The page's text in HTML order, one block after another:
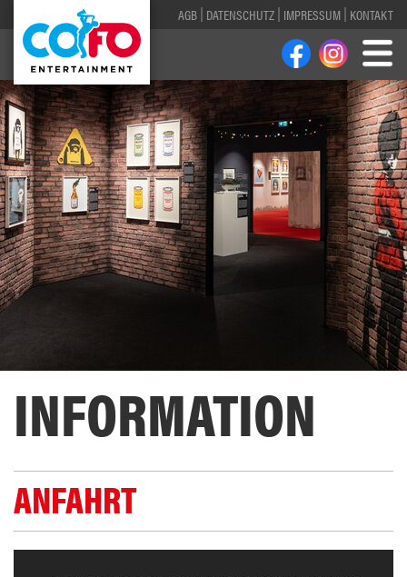
AGB DATENSCHUTZ IMPRESSUM KONTAKT
INFORMATION
ANFAHRT